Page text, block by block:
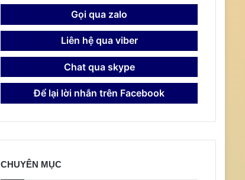
Gọi qua zalo
Liên hệ qua viber
Chat qua skype
Để lại lời nhắn trên Facebook
CHUYÊN MỤC